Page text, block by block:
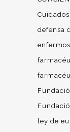
defensa
enfermos
ley de